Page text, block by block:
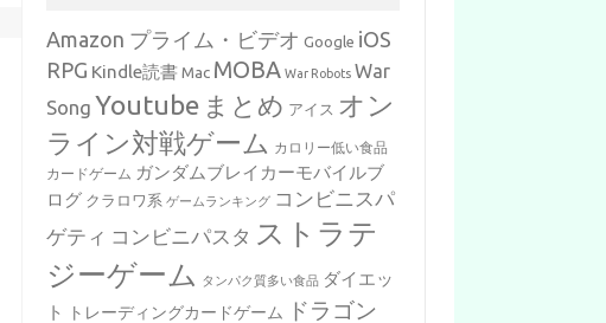
Amazon プライム・ビデオ Google iOS
RPG Kindle読書 Mac MOBA War Robots War
Song Youtube まとめ アイス オン
ライン対戦ゲーム カロリー低い食品
カードゲーム ガンダムブレイカーモバイルブ
ログ クラロワ系 ゲームランキング コンビニスパ
ゲティ コンビニパスタ ストラテ
ジーゲーム
タンパク質多い食品 ダイエッ
ト
トレーディングカードゲーム
ドラゴン